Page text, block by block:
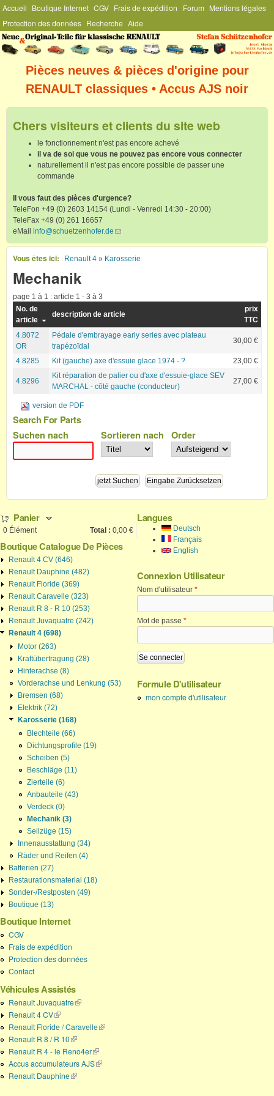
Aller au contenu principal
Menu Général
Accueil Boutique Internet CGV Frais de expédition Forum Mentions légales
Protection des données Recherche Aide
Stefan
Schützenhofer
Pièces neuves & pièces d'origine pour
RENAULT classiques • Accus AJS noir
Chers visiteurs et clients du site web
le fonctionnement n'est pas encore achevé
il va de soi que vous ne pouvez pas encore vous connecter
naturellement il n'est pas encore possible de passer une
commande
Il vous faut des pièces d'urgence?
TeleFon +49 (0) 2603 14154 (Lundi - Venredi 14:30 - 20:00)
TeleFax +49 (0) 261 16657
eMail info@schuetzenhofer.de (link sends e-mail)
Vous êtes ici Renault 4 » Karosserie
Mechanik
page 1 à 1 : article 1 - 3 à 3
No. de
article
description de article
prix
TTC
4.8072
OR
Pédale d'embrayage early series avec plateau
trapézoïdal
30,00 €
4.8285 Kit (gauche) axe d'essuie glace 1974 - ? 23,00 €
4.8296
Kit réparation de palier ou d'axe d'essuie-glace SEV
MARCHAL - côté gauche (conducteur)
27,00 €
version de PDF
Search For Parts
Suchen nach
Sortieren nach Order
Panier
0 Élément Total : 0,00 €
Boutique Catalogue De Pièces
Renault 4 CV (646)
Renault Dauphine (482)
Renault Floride (369)
Renault Caravelle (323)
Renault R 8 - R 10 (253)
Renault Juvaquatre (242)
Renault 4 (698)
Motor (263)
Kraftübertragung (28)
Hinterachse (8)
Vorderachse und Lenkung (53)
Bremsen (68)
Elektrik (72)
Karosserie (168)
Blechteile (66)
Dichtungsprofile (19)
Scheiben (5)
Beschläge (11)
Zierteile (6)
Anbauteile (43)
Verdeck (0)
Mechanik (3)
Seilzüge (15)
Innenausstattung (34)
Räder und Reifen (4)
Batterien (27)
Restaurationsmaterial (18)
Sonder-/Restposten (49)
Boutique (13)
Boutique Internet
CGV
Frais de expédition
Protection des données
Contact
Véhicules Assistés
Renault Juvaquatre(link is external)
Renault 4 CV(link is external)
Renault Floride / Caravelle(link is external)
Renault R 8 / R 10(link is external)
Renault R 4 - le Reno4er(link is external)
Accus accumulateurs AJS(link is external)
Renault Dauphine(link is external)
Langues
Deutsch
Français
English
Connexion Utilisateur
Nom d'utilisateur *
Mot de passe *
Formule D'utilisateur
mon compte d'utilisateur